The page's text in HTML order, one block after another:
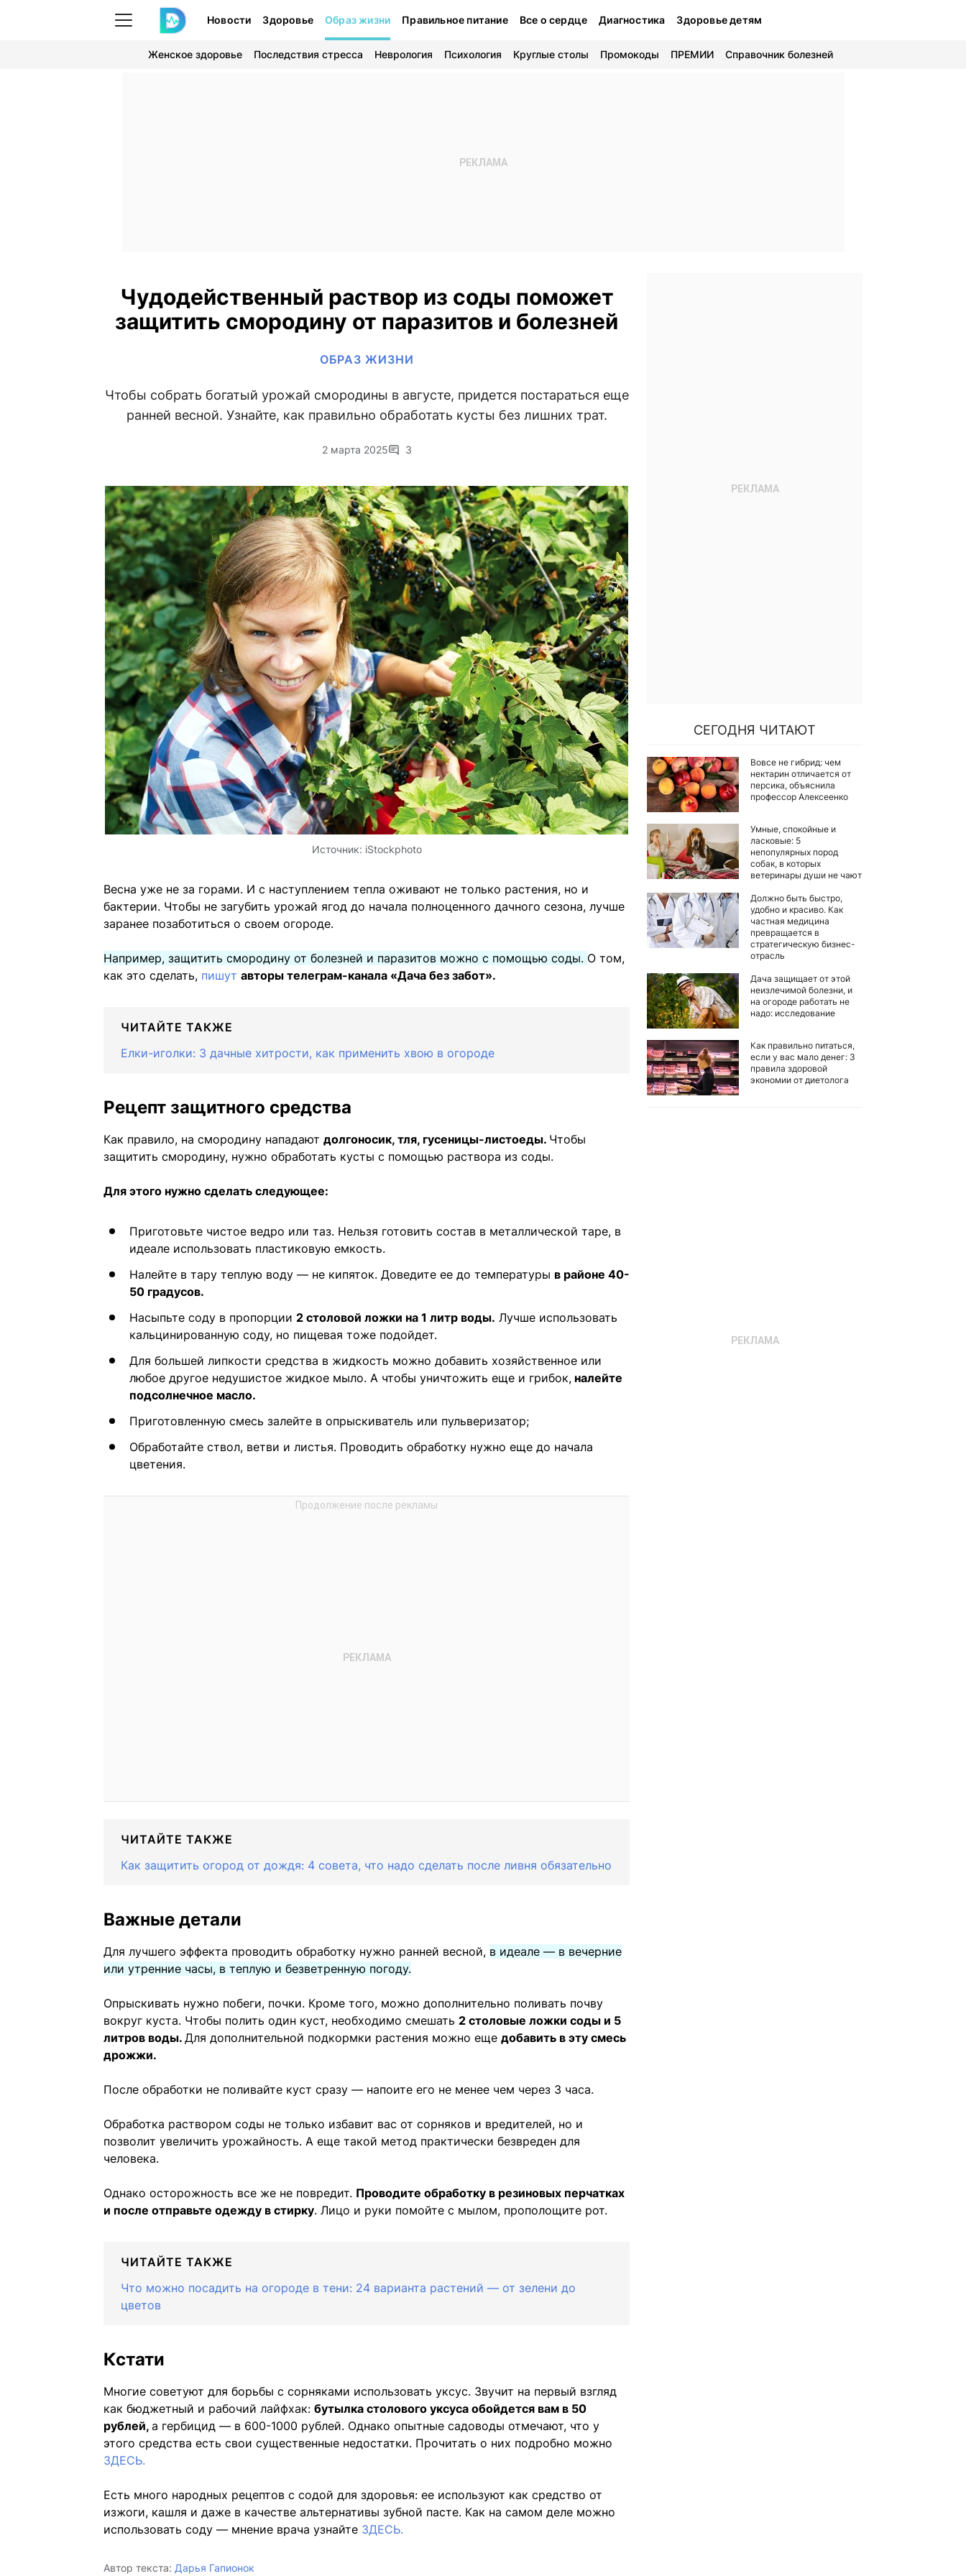
Новости Здоровье Образ жизни Правильное питание Все о сердце Диагностика Здоровье детям
Женское здоровье Последствия стресса Неврология Психология Круглые столы Промокоды ПРЕМИИ Справочник болезней
Чудодейственный раствор из соды поможет
защитить смородину от паразитов и болезней
ОБРАЗ ЖИЗНИ
Чтобы собрать богатый урожай смородины в августе, придется постараться еще
ранней весной. Узнайте, как правильно обработать кусты без лишних трат.
2 марта 2025 3
Источник: iStockphoto
Весна уже не за горами. И с наступлением тепла оживают не только растения, но и
бактерии. Чтобы не загубить урожай ягод до начала полноценного дачного сезона, лучше
заранее позаботиться о своем огороде.
Например, защитить смородину от болезней и паразитов можно с помощью соды. О том,
как это сделать, пишут авторы телеграм-канала «Дача без забот».
ЧИТАЙТЕ ТАКЖЕ
Елки-иголки: 3 дачные хитрости, как применить хвою в огороде
Рецепт защитного средства
Как правило, на смородину нападают долгоносик, тля, гусеницы-листоеды. Чтобы
защитить смородину, нужно обработать кусты с помощью раствора из соды.
Для этого нужно сделать следующее:
Приготовьте чистое ведро или таз. Нельзя готовить состав в металлической таре, в
идеале использовать пластиковую емкость.
Налейте в тару теплую воду — не кипяток. Доведите ее до температуры в районе 40-
50 градусов.
Насыпьте соду в пропорции 2 столовой ложки на 1 литр воды. Лучше использовать
кальцинированную соду, но пищевая тоже подойдет.
Для большей липкости средства в жидкость можно добавить хозяйственное или
любое другое недушистое жидкое мыло. А чтобы уничтожить еще и грибок, налейте
подсолнечное масло.
Приготовленную смесь залейте в опрыскиватель или пульверизатор;
Обработайте ствол, ветви и листья. Проводить обработку нужно еще до начала
цветения.
ЧИТАЙТЕ ТАКЖЕ
Как защитить огород от дождя: 4 совета, что надо сделать после ливня обязательно
Важные детали
Для лучшего эффекта проводить обработку нужно ранней весной, в идеале — в вечерние
или утренние часы, в теплую и безветренную погоду.
Опрыскивать нужно побеги, почки. Кроме того, можно дополнительно поливать почву
вокруг куста. Чтобы полить один куст, необходимо смешать 2 столовые ложки соды и 5
литров воды. Для дополнительной подкормки растения можно еще добавить в эту смесь
дрожжи.
После обработки не поливайте куст сразу — напоите его не менее чем через 3 часа.
Обработка раствором соды не только избавит вас от сорняков и вредителей, но и
позволит увеличить урожайность. А еще такой метод практически безвреден для
человека.
Однако осторожность все же не повредит. Проводите обработку в резиновых перчатках
и после отправьте одежду в стирку. Лицо и руки помойте с мылом, прополощите рот.
ЧИТАЙТЕ ТАКЖЕ
Что можно посадить на огороде в тени: 24 варианта растений — от зелени до
цветов
Кстати
Многие советуют для борьбы с сорняками использовать уксус. Звучит на первый взгляд
как бюджетный и рабочий лайфхак: бутылка столового уксуса обойдется вам в 50
рублей, а гербицид — в 600-1000 рублей. Однако опытные садоводы отмечают, что у
этого средства есть свои существенные недостатки. Прочитать о них подробно можно
ЗДЕСЬ.
Есть много народных рецептов с содой для здоровья: ее используют как средство от
изжоги, кашля и даже в качестве альтернативы зубной пасте. Как на самом деле можно
использовать соду — мнение врача узнайте ЗДЕСЬ.
Автор текста: Дарья Гапионок
СЕГОДНЯ ЧИТАЮТ
Вовсе не гибрид: чем
нектарин отличается от
персика, объяснила
профессор Алексеенко
Умные, спокойные и
ласковые: 5
непопулярных пород
собак, в которых
ветеринары души не чают
Должно быть быстро,
удобно и красиво. Как
частная медицина
превращается в
стратегическую бизнес-
отрасль
Дача защищает от этой
неизлечимой болезни, и
на огороде работать не
надо: исследование
Как правильно питаться,
если у вас мало денег: 3
правила здоровой
экономии от диетолога